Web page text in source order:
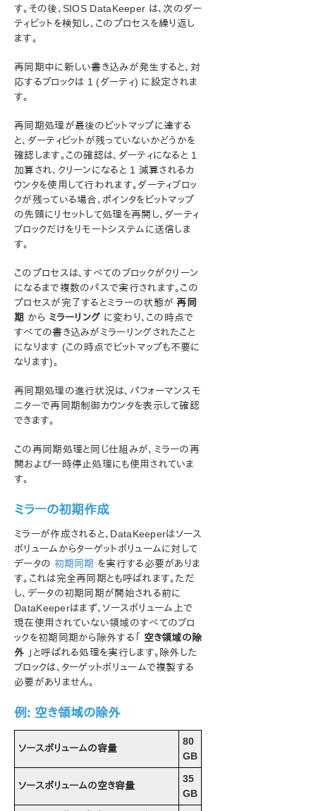
DataKeeper コンポーネント
レプリケーションについて
SIOS DataKeeperの再同期
同期および非同期ミラーリング
ボリュームの考慮事項
ミラーリング用ネットワークカードの指定
パフォーマンスモニタカウンタ
構成
DataKeeper の管理
ユーザガイド
よくある質問
総合メッセージカタログ
アプリケーションリカバリーキット
LifeKeeper for Windowsサポートマトリックス
LifeKeeper Single Server Protection for Windows
LifeKeeper Single Server Protection for Windows
プロダクトライフサイクル
す。その後、SIOS DataKeeper は、次のダー
ティビットを検知し、このプロセスを繰り返し
ます。
再同期中に新しい書き込みが発生すると、対
応するブロックは 1 (ダーティ) に設定されま
す。
再同期処理が最後のビットマップに達する
と、ダーティビットが残っていないかどうかを
確認します。この確認は、ダーティになると 1
加算され、クリーンになると 1 減算されるカ
ウンタを使用して行われます。ダーティブロッ
クが残っている場合、ポインタをビットマップ
の先頭にリセットして処理を再開し、ダーティ
ブロックだけをリモートシステムに送信しま
す。
このプロセスは、すべてのブロックがクリーン
になるまで複数のパスで実行されます。この
プロセスが完了するとミラーの状態が再同
期 から ミラーリング に変わり、この時点で
すべての書き込みがミラーリングされたこと
になります (この時点でビットマップも不要に
なります)。
再同期処理の進行状況は、パフォーマンスモ
ニターで再同期制御カウンタを表示して確認
できます。
この再同期処理と同じ仕組みが、ミラーの再
開および一時停止処理にも使用されていま
す。
ミラーの初期作成
ミラーが作成されると、DataKeeperはソース
ボリュームからターゲットボリュームに対して
データの 初期同期 を実行する必要がありま
す。これは完全再同期とも呼ばれます。ただ
し、データの初期同期が開始される前に
DataKeeperはまず、ソースボリューム上で
現在使用されていない領域のすべてのブロ
ックを初期同期から除外する「 空き領域の除
外 」と呼ばれる処理を実行します。除外した
ブロックは、ターゲットボリュームで複製する
必要がありません。
例: 空き領域の除外
ソースボリュームの容量
80
GB
ソースボリュームの空き容量
35
GB